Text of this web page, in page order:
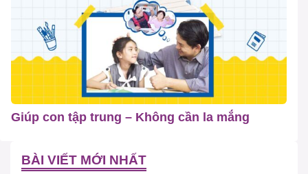
Giúp con tập trung – Không cần la mắng
BÀI VIẾT MỚI NHẤT